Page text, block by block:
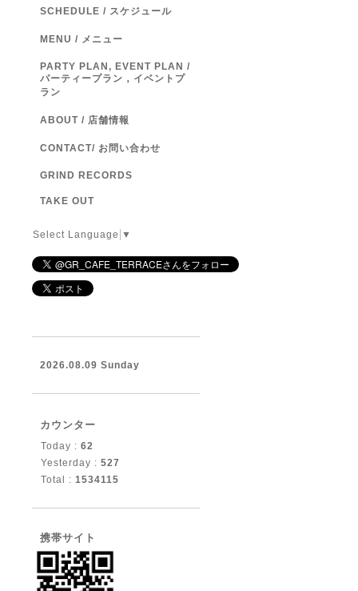
SCHEDULE / スケジュール
MENU / メニュー
PARTY PLAN, EVENT PLAN /
パーティープラン，イベントプ
ラン
ABOUT / 店舗情報
CONTACT/ お問い合わせ
GRIND RECORDS
TAKE OUT
Select Language ▼
2026.08.09 Sunday
カウンター
Today : 62
Yesterday : 527
Total : 1534115
携帯サイト